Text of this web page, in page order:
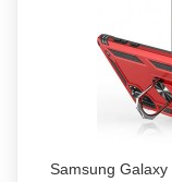
Samsung